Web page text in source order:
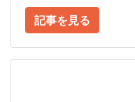
記事を見る